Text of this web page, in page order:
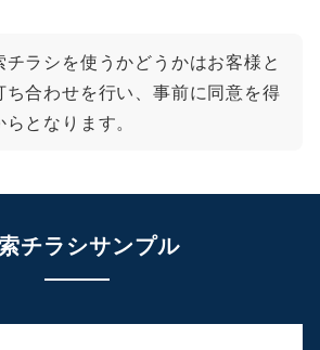
チラシを使うかどうかはお客様と
ち合わせを行い、事前に同意を得
らとなります。
チラシサンプル